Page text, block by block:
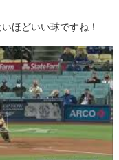
ほどいい球ですね！